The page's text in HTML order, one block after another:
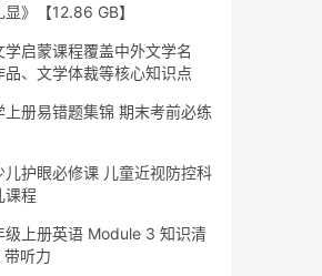
》【12.86 GB】
学启蒙课程覆盖中外文学名
品、文学体裁等核心知识点
上册易错题集锦 期末考前必练
儿护眼必修课 儿童近视防控科
课程
级上册英语 Module 3 知识清
听力